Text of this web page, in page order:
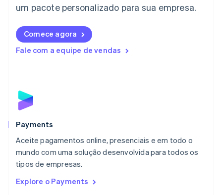
um pacote personalizado para sua empresa.
Comece agora
Fale com a equipe de vendas
Payments
Aceite pagamentos online, presenciais e em todo o
mundo com uma solução desenvolvida para todos os
tipos de empresas.
Explore o Payments
Liechtenstein
Lituânia
English
Luxemburgo
Malta
English
EspañolEnglish
English
Nova Zelândia
English
NederlandsEnglish